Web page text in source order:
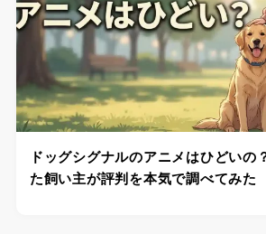
ドッグシグナルのアニメはひどいの
た飼い主が評判を本気で調べてみた